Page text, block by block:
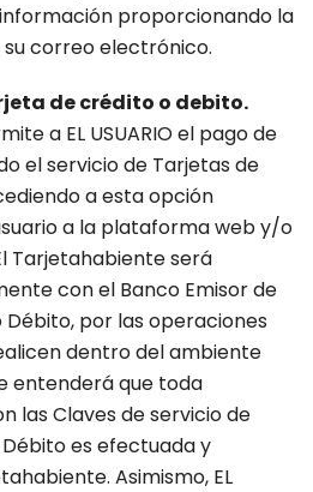
proporcionando la
correo electrónico.
de crédito o debito.
a EL USUARIO el pago de
el servicio de Tarjetas de
a esta opción
a la plataforma web y/o
El Tarjetahabiente será
con el Banco Emisor de
por las operaciones
dentro del ambiente
entenderá que toda
las Claves de servicio de
es efectuada y
Asimismo, EL